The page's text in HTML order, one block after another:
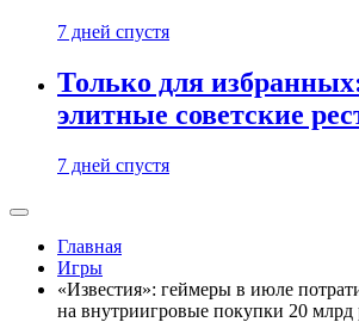
7 дней спустя
Только для
элитные советские
7 дней спустя
Главная
Игры
«Известия»: геймеры в июле
на внутриигровые покупки 20 млрд